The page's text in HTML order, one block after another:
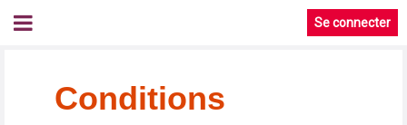
Se connecter
Conditions